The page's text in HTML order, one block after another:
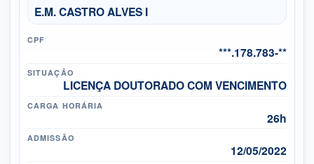
E.M. CASTRO ALVES I
CPF
***.178.783-**
SITUAÇÃO
LICENÇA DOUTORADO COM VENCIMENTO
CARGA HORÁRIA
26h
ADMISSÃO
12/05/2022